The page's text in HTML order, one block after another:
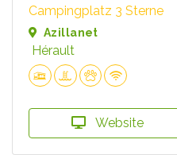
Campingplatz 3 Sterne
Azillanet
Hérault
Website